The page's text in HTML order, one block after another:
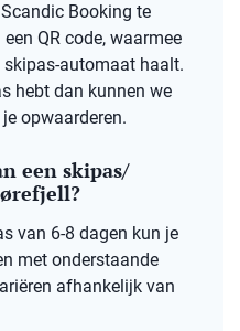
Booking te
QR code, waarmee
skipas-automaat haalt.
hebt dan kunnen we
opwaarderen.
een skipas/
van 6-8 dagen kun je
met onderstaande
afhankelijk van